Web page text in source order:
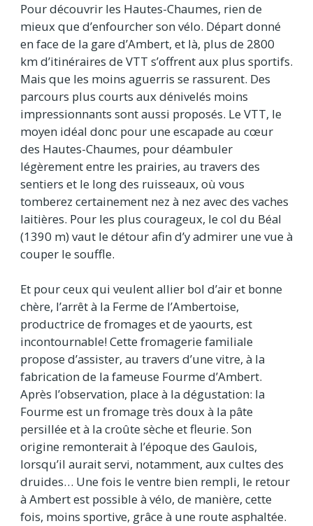
Pour découvrir les Hautes-Chaumes, rien de
mieux que d’enfourcher son vélo. Départ donné
en face de la gare d’Ambert, et là, plus de 2800
km d’itinéraires de VTT s’offrent aux plus sportifs.
Mais que les moins aguerris se rassurent. Des
parcours plus courts aux dénivelés moins
impressionnants sont aussi proposés. Le VTT, le
moyen idéal donc pour une escapade au cœur
des Hautes-Chaumes, pour déambuler
légèrement entre les prairies, au travers des
sentiers et le long des ruisseaux, où vous
tomberez certainement nez à nez avec des vaches
laitières. Pour les plus courageux, le col du Béal
(1390 m) vaut le détour afin d’y admirer une vue à
couper le souffle.
Et pour ceux qui veulent allier bol d’air et bonne
chère, l’arrêt à la Ferme de l’Ambertoise,
productrice de fromages et de yaourts, est
incontournable! Cette fromagerie familiale
propose d’assister, au travers d’une vitre, à la
fabrication de la fameuse Fourme d’Ambert.
Après l’observation, place à la dégustation: la
Fourme est un fromage très doux à la pâte
persillée et à la croûte sèche et fleurie. Son
origine remonterait à l’époque des Gaulois,
lorsqu’il aurait servi, notamment, aux cultes des
druides… Une fois le ventre bien rempli, le retour
à Ambert est possible à vélo, de manière, cette
fois, moins sportive, grâce à une route asphaltée.